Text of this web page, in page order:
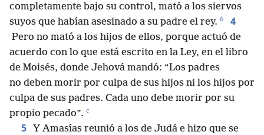
completamente bajo su control, mató a los siervos
suyos que habían asesinado a su padre el rey. b 4
Pero no mató a los hijos de ellos, porque actuó de
acuerdo con lo que está escrito en la Ley, en el libro
de Moisés, donde Jehová mandó: “Los padres
no deben morir por culpa de sus hijos ni los hijos por
culpa de sus padres. Cada uno debe morir por su
propio pecado”. c
5 Y Amasías reunió a los de Judá e hizo que se